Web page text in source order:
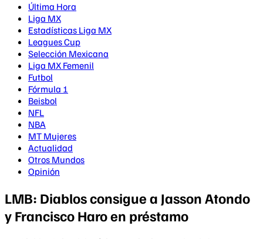
Última Hora
Liga MX
Estadísticas Liga MX
Leagues Cup
Selección Mexicana
Liga MX Femenil
Futbol
Fórmula 1
Beisbol
NFL
NBA
MT Mujeres
Actualidad
Otros Mundos
Opinión
LMB: Diablos consigue a Jasson Atondo
y Francisco Haro en préstamo